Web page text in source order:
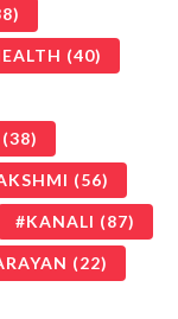
(40)
(38)
(56)
KANALI (87)
(22)